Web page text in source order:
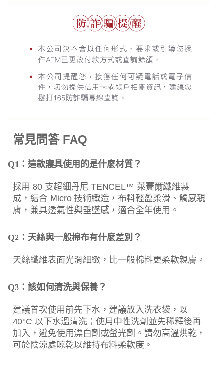
常見問答 FAQ
Q1：這款寢具使用的是什麼材質？
採用 80 支超細丹尼 TENCEL™ 萊賽爾纖維製
成，結合 Micro 技術織造，布料輕盈柔滑、觸感親
膚，兼具透氣性與垂墜感，適合全年使用。
Q2：天絲與一般棉布有什麼差別？
天絲纖維表面光滑細緻，比一般棉料更柔軟親膚。
Q3：該如何清洗與保養？
建議首次使用前先下水，建議放入洗衣袋，以
40°C 以下水溫清洗；使用中性洗劑並先稀釋後再
加入，避免使用漂白劑或螢光劑。請勿高溫烘乾，
可於陰涼處晾乾以維持布料柔軟度。